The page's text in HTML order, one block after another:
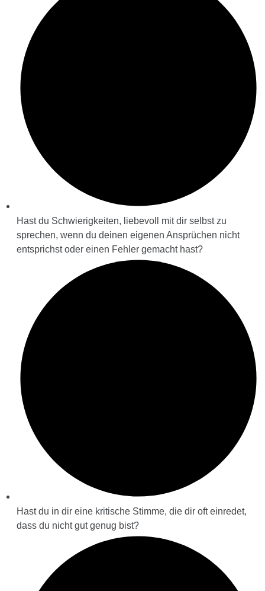
Hast du Schwierigkeiten, liebevoll mit dir selbst zu
sprechen, wenn du deinen eigenen Ansprüchen nicht
entsprichst oder einen Fehler gemacht hast?
Hast du in dir eine kritische Stimme, die dir oft einredet,
dass du nicht gut genug bist?